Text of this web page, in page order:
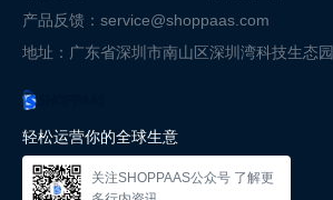
轻松运营你的全球生意
关注SHOPPAAS公众号 了解更
产品反馈：service@shoppaas.com
地址：广东省深圳市南山区深圳湾科技生态